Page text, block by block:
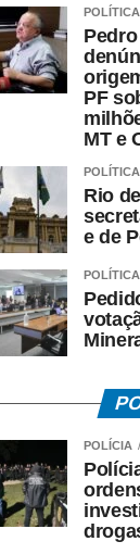
POLÍTICA
PF
MT e
POLÍTICA
Rio
e de
POLÍTICA
POLÍCIA